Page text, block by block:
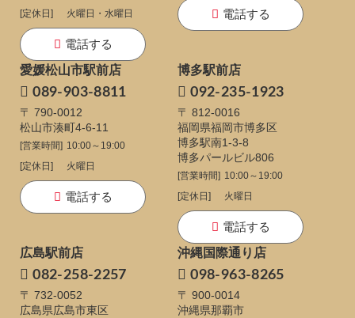
[定休日]
火曜日・水曜日
電話する
電話する
愛媛松山市駅前店
089-903-8811
〒 790-0012
松山市湊町4-6-11
[営業時間] 10:00～19:00
[定休日]
火曜日
電話する
博多駅前店
092-235-1923
〒 812-0016
福岡県福岡市博多区
博多駅南1-3-8
博多パールビル806
[営業時間] 10:00～19:00
[定休日]
火曜日
電話する
広島駅前店
082-258-2257
〒 732-0052
広島県広島市東区
沖縄国際通り店
098-963-8265
〒 900-0014
沖縄県那覇市